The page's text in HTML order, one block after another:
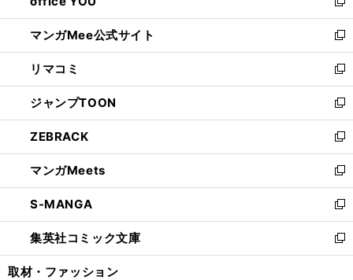
開
く
ィ
ン
ド
ウ
で
開
く
い
ウ
ィ
ン
ド
ウ
で
開
く
新
し
い
ウ
ィ
ン
ド
ウ
で
開
く
マンガMee公式サイト
新
し
い
ウ
ィ
ン
ド
ウ
で
開
く
リマコミ
新
し
い
ウ
ィ
ン
ド
ウ
で
開
く
ジャンプTOON
新
し
い
ウ
ィ
ン
ド
ウ
で
開
ZEBRACK
新
し
い
ウ
ィ
ン
ド
ウ
マンガMeets
新
し
い
ウ
ィ
ン
S-MANGA
新
し
い
ウ
集英社コミック文庫
新
し
取材・ファッション